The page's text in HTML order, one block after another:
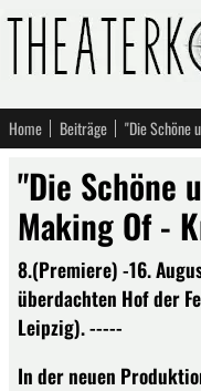
Home Beiträge
"Die Schöne
Making Of -
8.(Premiere) -16.
überdachten Hof der
Leipzig). -----
In der neuen